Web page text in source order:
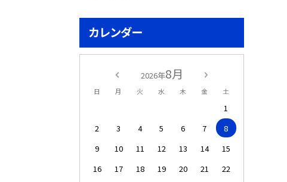
カレンダー
2026年8月
日 月 火 水 木 金 土
1
2
3 4 5 6 7
8
9
10 11 12 13 14
15
16
17 18 19 20 21
22